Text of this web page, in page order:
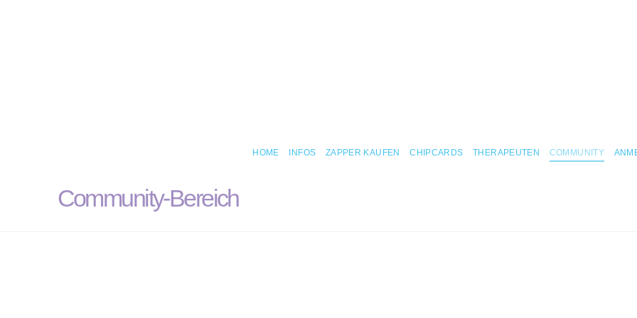
HOME INFOS ZAPPER KAUFEN CHIPCARDS THERAPEUTEN COMMUNITY
Community-Bereich